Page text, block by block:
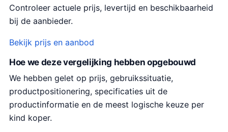
Controleer actuele prijs, levertijd en beschikbaarheid
bij de aanbieder.
Bekijk prijs en aanbod
Hoe we deze vergelijking hebben opgebouwd
We hebben gelet op prijs, gebruikssituatie,
productpositionering, specificaties uit de
productinformatie en de meest logische keuze per
kind koper.